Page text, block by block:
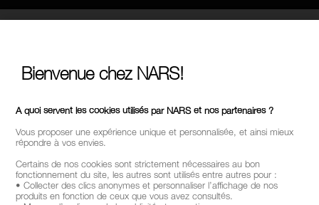
Bienvenue chez NARS!
A quoi servent les cookies utilisés par NARS et nos partenaires ?
Vous proposer une expérience unique et personnalisée, et ainsi mieux
répondre à vos envies.
Certains de nos cookies sont strictement nécessaires au bon
fonctionnement du site, les autres sont utilisés entre autres pour :
• Collecter des clics anonymes et personnaliser l’affichage de nos
produits en fonction de ceux que vous avez consultés.